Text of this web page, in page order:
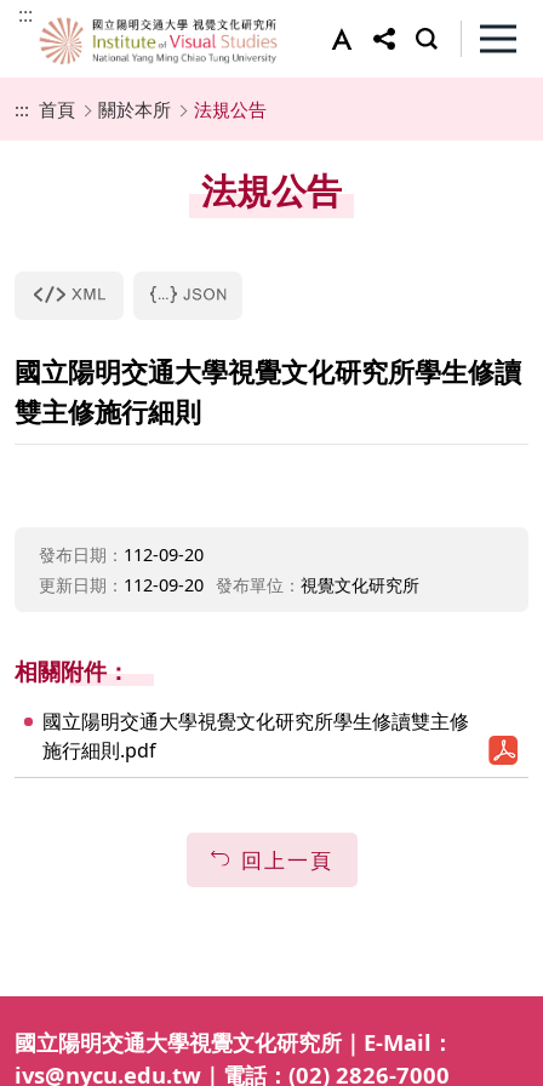
:::
::: 首頁 關於本所 法規公告
法規公告
國立陽明交通大學視覺文化研究所學生修讀
雙主修施行細則
發布日期： 112-09-20
更新日期： 112-09-20 發布單位： 視覺文化研究所
相關附件：
國立陽明交通大學視覺文化研究所學生修讀雙主修
施行細則.pdf
回上一頁
國立陽明交通大學視覺文化研究所｜E-Mail：
ivs@nycu.edu.tw｜電話：(02) 2826-7000